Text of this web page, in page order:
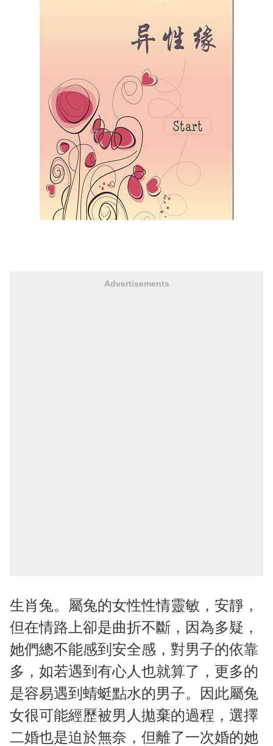
Advertisements
生肖兔。屬兔的女性性情靈敏，安靜，
但在情路上卻是曲折不斷，因為多疑，
她們總不能感到安全感，對男子的依靠
多，如若遇到有心人也就算了，更多的
是容易遇到蜻蜓點水的男子。因此屬兔
女很可能經歷被男人拋棄的過程，選擇
二婚也是迫於無奈，但離了一次婚的她